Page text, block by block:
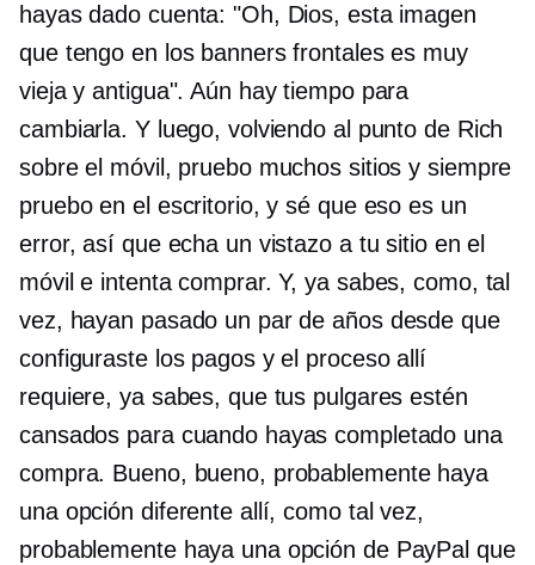
hayas dado cuenta: "Oh, Dios, esta imagen
que tengo en los banners frontales es muy
vieja y antigua". Aún hay tiempo para
cambiarla. Y luego, volviendo al punto de Rich
sobre el móvil, pruebo muchos sitios y siempre
pruebo en el escritorio, y sé que eso es un
error, así que echa un vistazo a tu sitio en el
móvil e intenta comprar. Y, ya sabes, como, tal
vez, hayan pasado un par de años desde que
configuraste los pagos y el proceso allí
requiere, ya sabes, que tus pulgares estén
cansados ​​​​para cuando hayas completado una
compra. Bueno, bueno, probablemente haya
una opción diferente allí, como tal vez,
probablemente haya una opción de PayPal que